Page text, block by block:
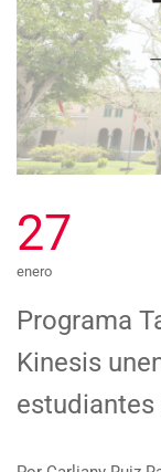
27
enero
Programa
Kinesis